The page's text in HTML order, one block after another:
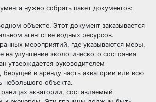
нужно собрать пакет документов:
объекте. Этот документ заказывается
агентстве водных ресурсов.
мероприятий, где указываются меры,
на улучшение экологического состояния
утверждается руководителем
берущей в аренду часть акватории или всю
небольшого объекта.
акватории, составляемый